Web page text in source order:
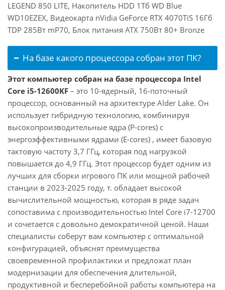
LEGEND 850 LITE, Накопитель HDD 1Тб WD Blue
WD10EZEX, Видеокарта nVidia GeForce RTX 4070TiS 16Гб
TDP 285Вт mP70, Блок питания ATX 750Вт 80+ Bronze
На базе какого процессора собран этот ПК?
Этот компьютер собран на базе процессора Intel
Core i5-12600KF – это 10-ядерный, 16-поточный
процессор, основанный на архитектуре Alder Lake. Он
использует гибридную технологию, комбинируя
высокопроизводительные ядра (P-cores) с
энергоэффективными ядрами (E-cores) , имеет базовую
тактовую частоту 3,7 ГГц, которая под нагрузкой
повышается до 4,9 ГГц. Этот процессор будет одним из
лучших для сборки игрового ПК или мощной рабочей
станции в 2023-2025 году, т. обладает высокой
вычислительной мощностью, которая в ряде задач
сопоставима с производительностью Intel Core i7-12700
и сочетается с довольно демократичной ценой. Наши
специалисты соберут вам компьютер с оптимальной
конфигурацией, объяснят преимущества
своевременной профилактики и предложат план
модернизации для обеспечения длительной,
продуктивной и бесперебойной работы компьютера на